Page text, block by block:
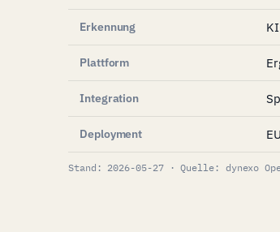
Stand: 2026-05-27 · Quelle: dynexo
Erkennung
Plattform
Integration
Deployment